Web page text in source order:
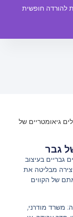
להורדה חופשית
גיאומטריים של
גבר
גבריים בעיצוב
מבליטה את
של הקווים
משרד מודרני,